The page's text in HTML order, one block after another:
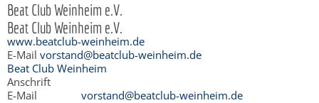
Beat Club Weinheim e.V.
Beat Club Weinheim e.V.
www.beatclub-weinheim.de
E-Mail vorstand@beatclub-weinheim.de
Beat Club Weinheim
Anschrift
E-Mail
vorstand@beatclub-weinheim.de